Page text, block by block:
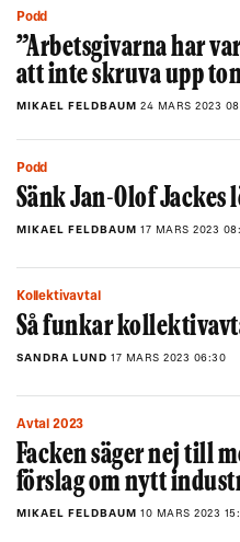
Podd
”Arbetsgivarna har
att inte skruva upp
MIKAEL FELDBAUM 24 MARS 2023
Podd
Sänk Jan-Olof Jackes
MIKAEL FELDBAUM 17 MARS 2023
Kollektivavtal
Så funkar
SANDRA LUND 17 MARS 2023 06:30
Avtal 2023
Facken säger nej till
förslag om nytt
MIKAEL FELDBAUM 10 MARS 2023